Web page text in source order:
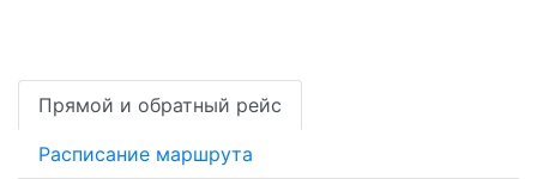
Прямой и обратный рейс
Расписание маршрута